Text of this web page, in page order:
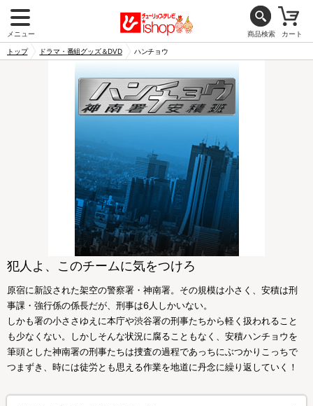
メニュー 商品検索 カート
トップ ドラマ・番組グッズ＆DVD ハンチョウ
犯人よ、このチームに気をつけろ
原宿に新設された架空の警察署・神南署。その規模は小さく、安積は刑
事課・強行係の係長だが、刑事は6人しかいない。
しかも署の小ささゆえに本庁や渋谷署の刑事たちから軽く扱われること
も少なくない。しかしそんな状況に腐ることもなく、安積ハンチョウを
筆頭とした神南署の刑事たちは捜査の過程であっちにぶつかりこっちで
つまずき、時には徒労とも思える作業を地道に丹念に繰り返していく！